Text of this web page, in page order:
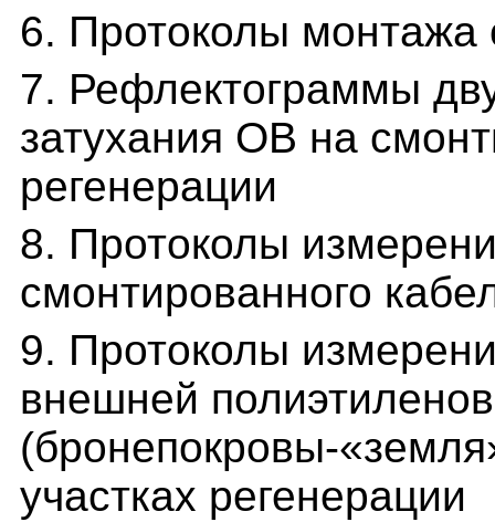
6. Протоколы монтажа
7. Рефлектограммы
затухания ОВ на
регенерации
8. Протоколы
смонтированного
9. Протоколы
внешней
(бронепокровы-
участках регенерации